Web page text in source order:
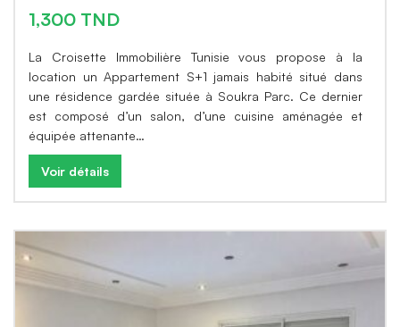
1,300 TND
La Croisette Immobilière Tunisie vous propose à la
location un Appartement S+1 jamais habité situé dans
une résidence gardée située à Soukra Parc. Ce dernier
est composé d’un salon, d’une cuisine aménagée et
équipée attenante…
Voir détails